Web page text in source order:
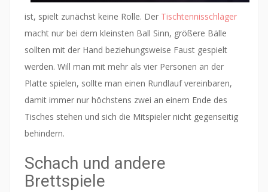
ist, spielt zunächst keine Rolle. Der Tischtennisschläger
macht nur bei dem kleinsten Ball Sinn, größere Bälle
sollten mit der Hand beziehungsweise Faust gespielt
werden. Will man mit mehr als vier Personen an der
Platte spielen, sollte man einen Rundlauf vereinbaren,
damit immer nur höchstens zwei an einem Ende des
Tisches stehen und sich die Mitspieler nicht gegenseitig
behindern.
Schach und andere
Brettspiele